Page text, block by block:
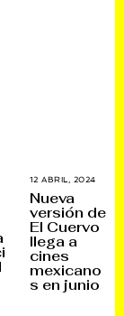
12 ABRIL, 2024
B
R
I
2
0
2
Nueva
versión de
El Cuervo
llega a
cines
mexicano
s en junio